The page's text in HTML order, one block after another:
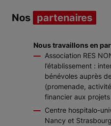
Nos partenaires
Nous travaillons en
Association RES
l’établissement :
bénévoles auprès
(promenade,
financier aux projets
Centre hospitalo-
Nancy et